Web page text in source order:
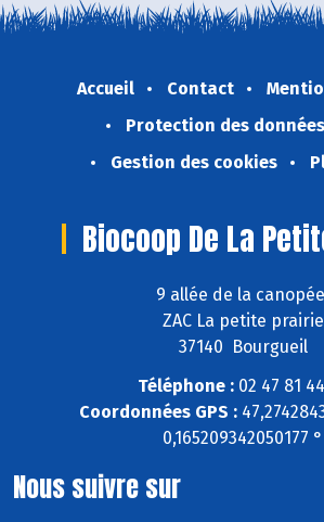
Accueil Contact
Protection des données
Gestion des cookies
Biocoop De La
9 allée de la canopée
ZAC La petite prairie
37140 Bourgueil
Téléphone :02 47 81
Coordonnées GPS :
0,165209342050177 °
Nous suivre sur